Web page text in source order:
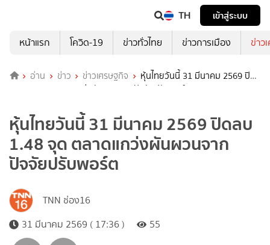
TH
เข้าสู่ระบบ
หน้าแรก
โควิด-19 ข่าวทั่วไทย ข่าวการเมือง ข่าว
อ่าน ข่าว ข่าวเศรษฐกิจ
หุ้นไทยวันนี้ 31 มีนาคม 2569 ปิด
ลบ 1.48 จุด ตลาดแกว่งผันผวนจากปัจจัยปรับพอร์ต
หุ้นไทยวันนี้ 31 มีนาคม 2569 ปิดลบ
1.48 จุด ตลาดแกว่งผันผวนจาก
ปัจจัยปรับพอร์ต
TNN ช่อง16
31 มีนาคม 2569 ( 17:36 )
55